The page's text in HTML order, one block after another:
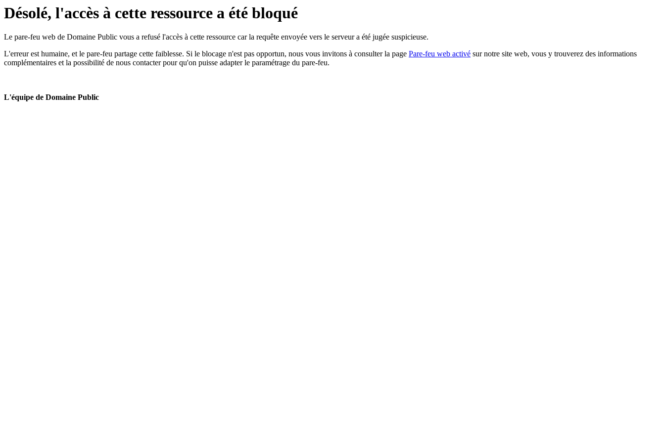
Désolé, l'accès à cette ressource a été bloqué
Le pare-feu web de Domaine Public vous a refusé l'accès à cette ressource car la requête envoyée vers le serveur a été jugée suspicieuse.
L'erreur est humaine, et le pare-feu partage cette faiblesse. Si le blocage n'est pas opportun, nous vous invitons à consulter la page Pare-feu web activé sur notre site web, vous y trouverez des informations
complémentaires et la possibilité de nous contacter pour qu'on puisse adapter le paramétrage du pare-feu.
L'équipe de Domaine Public